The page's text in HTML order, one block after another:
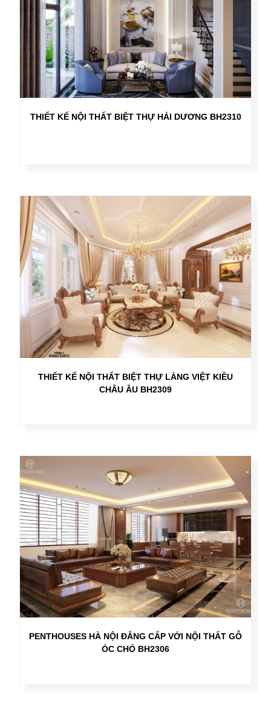
THIẾT KẾ NỘI THẤT BIỆT THỰ HẢI DƯƠNG BH2310
THIẾT KẾ NỘI THẤT BIỆT THỰ LÀNG VIỆT KIỀU
CHÂU ÂU BH2309
PENTHOUSES HÀ NỘI ĐẲNG CẤP VỚI NỘI THẤT GỖ
ÓC CHÓ BH2306